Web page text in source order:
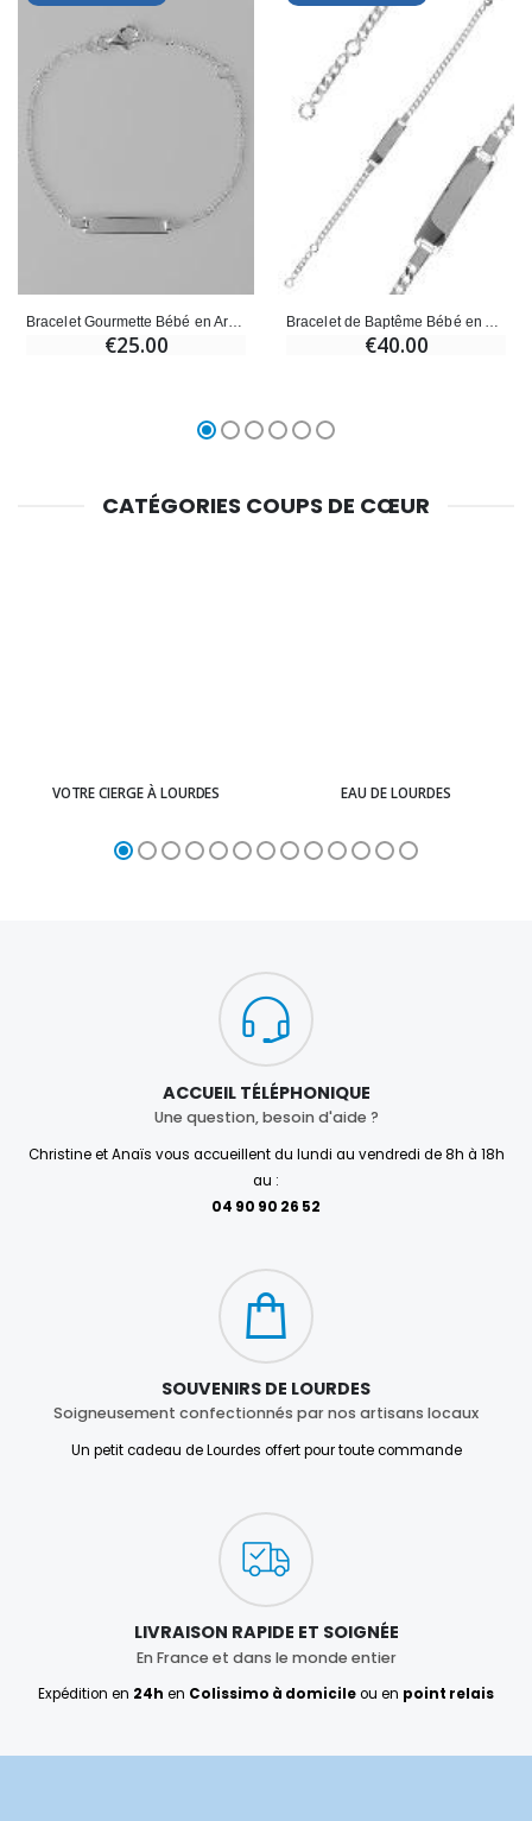
Bracelet Gourmette Bébé en Argent - Maille Gourmette
€25.00 €40.00
CATÉGORIES COUPS DE CŒUR
VOTRE CIERGE À LOURDES EAU DE LOURDES
ACCUEIL TÉLÉPHONIQUE
Une question, besoin d'aide ?
Christine et Anaïs vous accueillent du lundi au vendredi de 8h à 18h
au :
04 90 90 26 52
SOUVENIRS DE LOURDES
Soigneusement confectionnés par nos artisans locaux
Un petit cadeau de Lourdes offert pour toute commande
LIVRAISON RAPIDE ET SOIGNÉE
En France et dans le monde entier
Expédition en 24h en Colissimo à domicileou en point relais